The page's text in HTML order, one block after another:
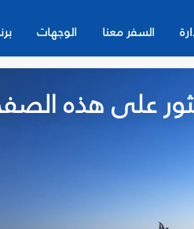
السفر معنا الوجهات
على هذه